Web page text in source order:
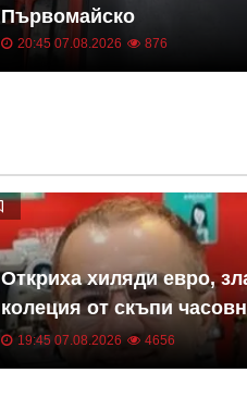
Първомайско
20:45 07.08.2026 876
Откриха хиляди евро,
колеция от скъпи
на Владимир Янков,
му не са пипнали
19:45 07.08.2026 4656